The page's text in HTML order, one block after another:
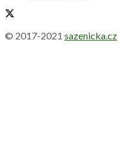
© 2017-2021 sazenicka.cz